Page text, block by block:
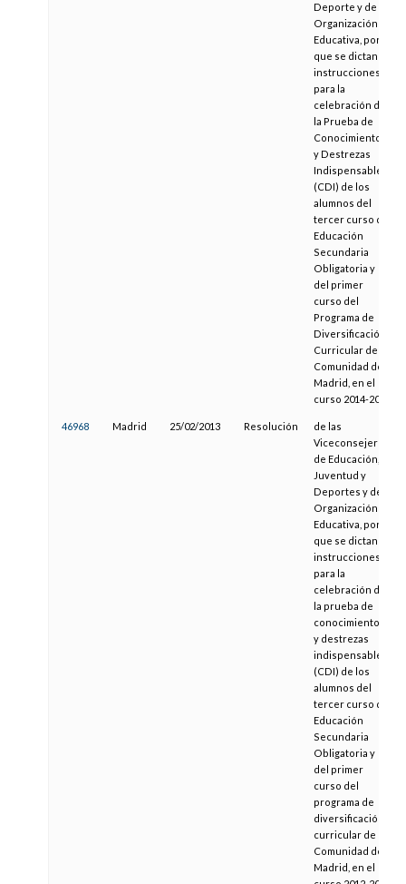
Deporte y de
Organización
Educativa, por la
que se dictan
instrucciones
para la
celebración de
la Prueba de
Conocimientos
y Destrezas
Indispensables
(CDI) de los
alumnos del
tercer curso de
Educación
Secundaria
Obligatoria y
del primer
curso del
Programa de
Diversificación
Curricular de la
Comunidad de
Madrid, en el
curso 2014-2015
46968 Madrid 25/02/2013 Resolución
de las
Viceconsejerías
de Educación,
Juventud y
Deportes y de
Organización
Educativa, por la
que se dictan
instrucciones
para la
celebración de
la prueba de
conocimientos
y destrezas
indispensables
(CDI) de los
alumnos del
tercer curso de
Educación
Secundaria
Obligatoria y
del primer
curso del
programa de
diversificación
curricular de la
Comunidad de
Madrid, en el